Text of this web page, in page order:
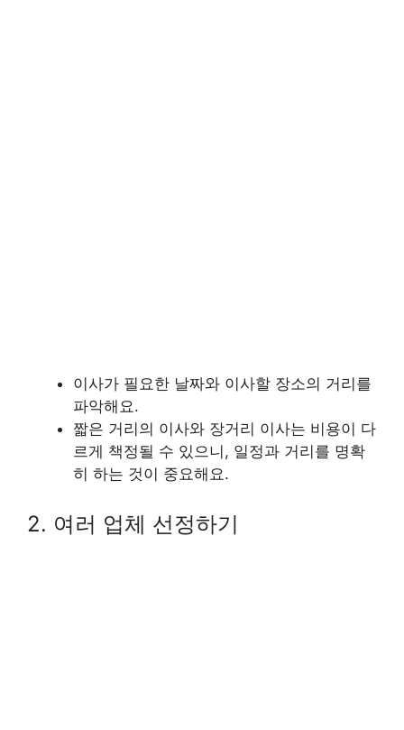
이사가 필요한 날짜와 이사할 장소의 거리를
파악해요.
짧은 거리의 이사와 장거리 이사는 비용이 다
르게 책정될 수 있으니, 일정과 거리를 명확
히 하는 것이 중요해요.
2. 여러 업체 선정하기